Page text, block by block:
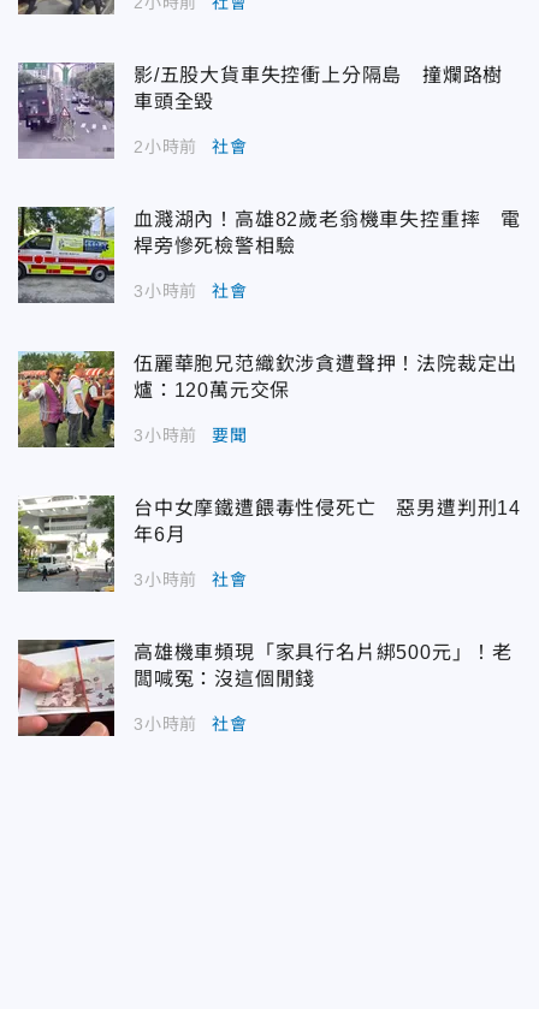
影/五股大貨車失控衝上分隔島 撞爛路樹
車頭全毀
2小時前 社會
血濺湖內！高雄82歲老翁機車失控重摔 電
桿旁慘死檢警相驗
3小時前 社會
伍麗華胞兄范織欽涉貪遭聲押！法院裁定出
爐：120萬元交保
3小時前 要聞
台中女摩鐵遭餵毒性侵死亡 惡男遭判刑14
年6月
3小時前 社會
高雄機車頻現「家具行名片綁500元」！老
闆喊冤：沒這個閒錢
3小時前 社會